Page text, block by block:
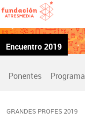
Encuentro 2019
Ponentes Programa
GRANDES PROFES 2019